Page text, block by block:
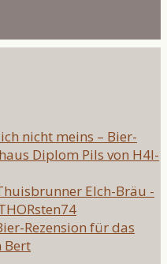
nicht meins – Bier-
Diplom Pils von H4l-
Elch-Bräu -
Rezension für das
Bert